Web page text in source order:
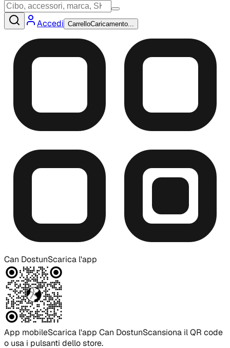
Accedi CarrelloCaricamento...
Can DostunScarica l'app
App mobileScarica l'app Can DostunScansiona il QR code
o usa i pulsanti dello store.